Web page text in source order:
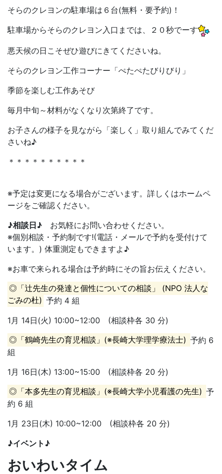
そらのクレヨンの駐車場は６台(無料・要予約)！
駐車場からそらのクレヨン入口までは、２０秒でーす
悪天候の日こそぜひ遊びにきてくださいね。
そらのクレヨン工作コーナー「ぺたぺたびりびり」
季節を楽しむ工作あそび
毎月中旬～材料がなくなり次第終了です。
お子さんの様子を見ながら「楽しく」取り組んでみてくだ
さいね♪
＊＊＊＊＊＊＊＊＊＊
※予定は変更になる場合がございます。詳しくはホームペ
ージをご確認ください。
♪相談日♪ お気軽にお問い合わせください。
※個別相談・予約制です!(電話・メールで予約を受付けて
います。) 体重測定もできますよ♪
※お車で来られる場合は予約時にその旨お伝えください。
◎「辻先生の発達と個性についての相談」 (NPO 法人な
ごみの杜) 予約 4 組
1月 14日(火) 10:00~12:00 (相談枠各 30 分)
◎「鶴崎先生の育児相談」(※長崎大学理学療法士) 予約 6
組
1月 16日(木) 13:00~15:00 (相談枠各 20 分)
◎「本多先生の育児相談」(※長崎大学小児看護の先生) 予
約 6 組
1月 23日(木) 10:00~12:00 (相談枠各 20 分)
♪イベント♪
おいわいタイム